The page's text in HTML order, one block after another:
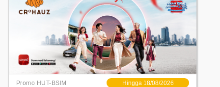
Promo HUT-BSIM Hingga 18/08/2026